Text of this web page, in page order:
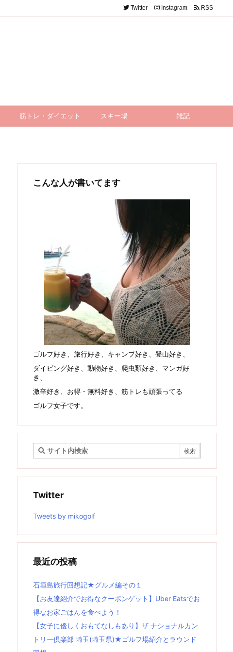
筋トレ・ダイエット スキー場 雑記
Twitter Instagram RSS
こんな人が書いてます
ゴルフ好き、旅行好き、キャンプ好き、登山好き、
ダイビング好き、動物好き、爬虫類好き、マンガ好
き、
激辛好き、お得・無料好き、筋トレも頑張ってる
ゴルフ女子です。
Twitter
Tweets by mikogolf
最近の投稿
石垣島旅行回想記★グルメ編その１
【お友達紹介でお得なクーポンゲット】Uber Eatsでお
得なお家ごはんを食べよう！
【女子に優しくおもてなしもあり】ザ ナショナルカン
トリー倶楽部 埼玉(埼玉県)★ゴルフ場紹介とラウンド